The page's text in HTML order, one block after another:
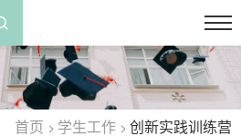
首页 学生工作 创新实践训练营